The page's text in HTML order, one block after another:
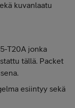
kuvanlaatu
T20A jonka
tällä. Packet
esiintyy sekä